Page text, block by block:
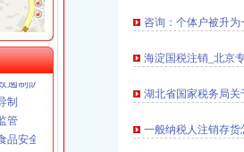
监管模式
发展格局
制防范各类事故
制
管
安全法》正式实施
水产市场
咨询：个体户被升
海淀国税注销_北京
湖北省国家税务局
一般纳税人注销存